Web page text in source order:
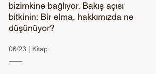
bizimkine bağlıyor. Bakış açısı
bitkinin: Bir elma, hakkımızda ne
düşünüyor?
06/23 | Kitap